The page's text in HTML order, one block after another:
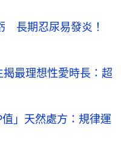
長期忍尿易發炎！
最理想性愛時長：超
」天然處方：規律運